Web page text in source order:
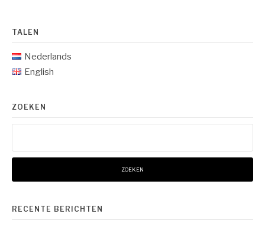
TALEN
Nederlands
English
ZOEKEN
RECENTE BERICHTEN